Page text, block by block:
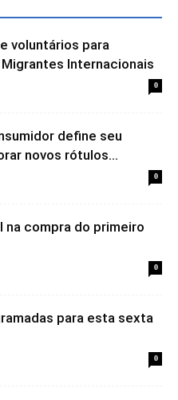
voluntários para
Internacionais
0
define seu
novos rótulos...
0
na compra do primeiro
0
para esta sexta
0